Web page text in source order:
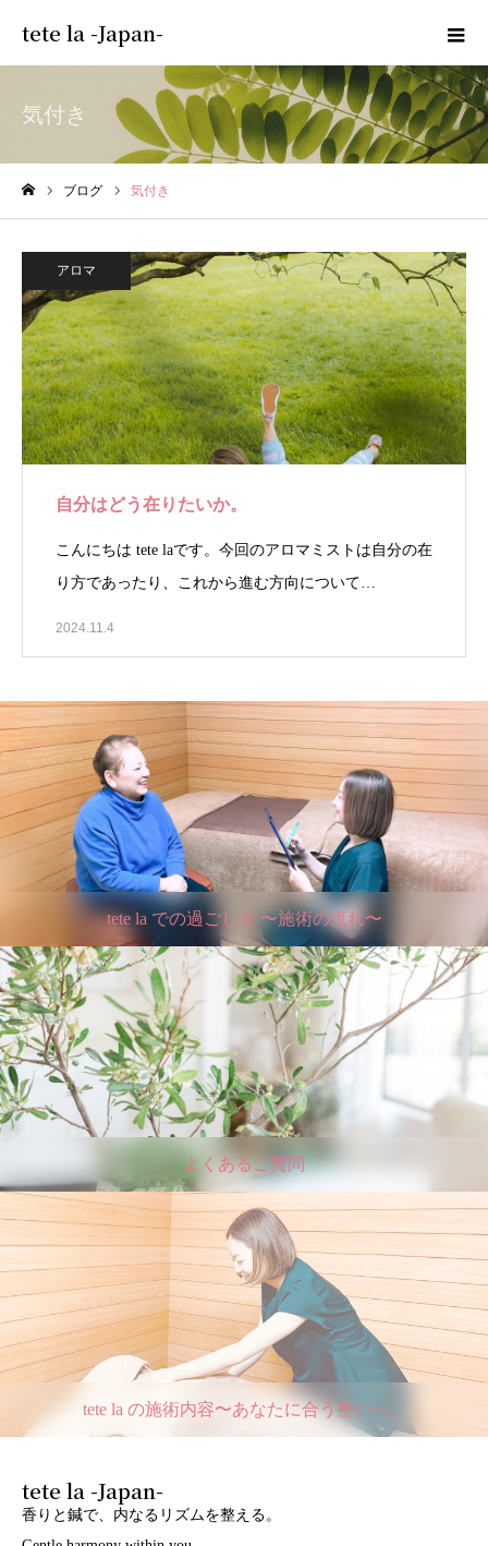
tete la -Japan-
気付き
ブログ 気付き
アロマ
自分はどう在りたいか。
こんにちは tete laです。今回のアロマミストは自分の在
り方であったり、これから進む方向について…
2024.11.4
tete la での過ごし方 〜施術の流れ〜
よくあるご質問
tete la の施術内容〜あなたに合う整いへ。
tete la -Japan-
香りと鍼で、内なるリズムを整える。